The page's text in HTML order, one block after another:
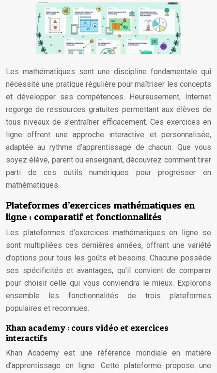
Les mathématiques sont une discipline fondamentale qui
nécessite une pratique régulière pour maîtriser les concepts
et développer ses compétences. Heureusement, Internet
regorge de ressources gratuites permettant aux élèves de
tous niveaux de s’entraîner efficacement. Ces exercices en
ligne offrent une approche interactive et personnalisée,
adaptée au rythme d’apprentissage de chacun. Que vous
soyez élève, parent ou enseignant, découvrez comment tirer
parti de ces outils numériques pour progresser en
mathématiques.
Plateformes d’exercices mathématiques en
ligne : comparatif et fonctionnalités
Les plateformes d’exercices mathématiques en ligne se
sont multipliées ces dernières années, offrant une variété
d’options pour tous les goûts et besoins. Chacune possède
ses spécificités et avantages, qu’il convient de comparer
pour choisir celle qui vous conviendra le mieux. Explorons
ensemble les fonctionnalités de trois plateformes
populaires et reconnues.
Khan academy : cours vidéo et exercices
interactifs
Khan Academy est une référence mondiale en matière
d’apprentissage en ligne. Cette plateforme propose une